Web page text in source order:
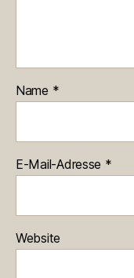
Name *
E-Mail-Adresse *
Website